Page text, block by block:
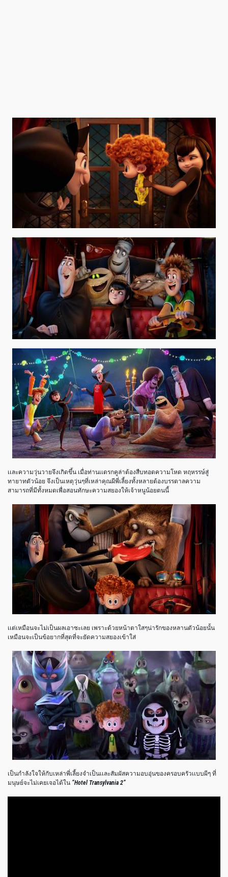
เเละความวุ่นวายจึงเกิดขึ้น เมื่อท่านเเดรกคูล่าต้องสืบทอดความโหด หฤหรรษ์สู่
ทายาทตัวน้อย จึงเป็นเหตุวุ่นๆที่เหล่าคุณผีพี่เลี้ยงทั้งหลายต้องบรรดาลความ
สามารถที่มีทั้งหมดเพื่อสอนทักษะความสยองให้เจ้าหนูน้อยตนนี้
เเต่เหมือนจะไม่เป็นผลเอาซะเลย เพราะด้วยหน้าตาใสๆน่ารักของหลานตัวน้อยนั้น
เหมือนจะเป็นข้อยากที่สุดที่จะยัดความสยองเข้าใส่
เป็นกำลังใจให้กับเหล่าพี่เลี้ยงจำเป็นเเละสัมผัสความอบอุ่นของครอบครัวเเบบผีๆ ที่
มนุษย์จะไม่เคยเจอได้ใน “Hotel Transylvania 2”